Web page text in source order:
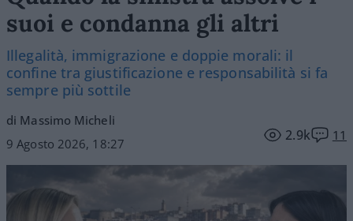
suoi e condanna gli altri
Illegalità, immigrazione e doppie morali: il
confine tra giustificazione e responsabilità si fa
sempre più sottile
di Massimo Micheli
9 Agosto 2026, 18:27
2.9k 11